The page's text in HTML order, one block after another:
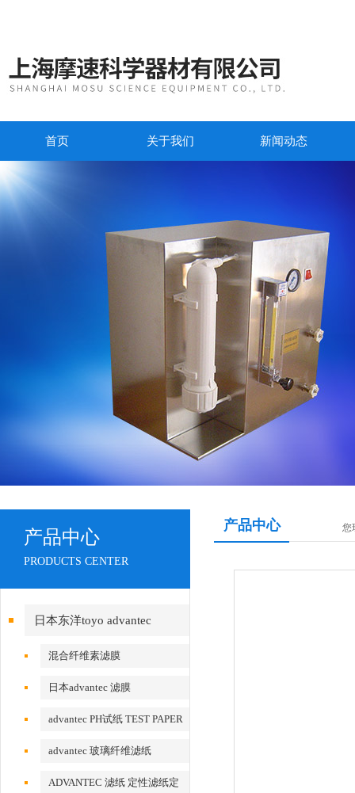
首页 关于我们 新闻动态
产品中心
PRODUCTS CENTER
日本东洋toyo advantec
混合纤维素滤膜
日本advantec 滤膜
advantec PH试纸 TEST PAPER
advantec 玻璃纤维滤纸
ADVANTEC 滤纸 定性滤纸定
产品中心 您